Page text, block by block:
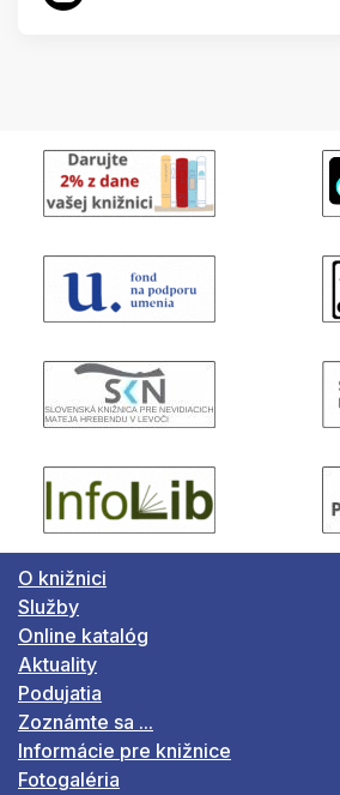
O knižnici
Služby
Online katalóg
Aktuality
Podujatia
Zoznámte sa ...
Informácie pre knižnice
Fotogaléria